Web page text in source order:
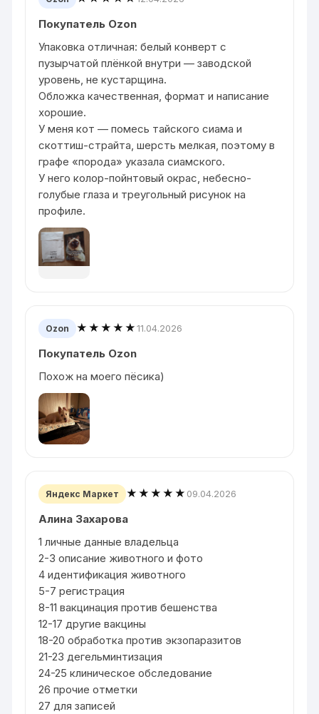
Покупатель Ozon
Упаковка отличная: белый конверт с
пузырчатой плёнкой внутри — заводской
уровень, не кустарщина.
Обложка качественная, формат и написание
хорошие.
У меня кот — помесь тайского сиама и
скоттиш-страйта, шерсть мелкая, поэтому в
графе «порода» указала сиамского.
У него колор-пойнтовый окрас, небесно-
голубые глаза и треугольный рисунок на
профиле.
Ozon ★★★★★11.04.2026
Покупатель Ozon
Похож на моего пёсика)
Яндекс Маркет ★★★★★ 09.04.2026
Алина Захарова
1 личные данные владельца
2-3 описание животного и фото
4 идентификация животного
5-7 регистрация
8-11 вакцинация против бешенства
12-17 другие вакцины
18-20 обработка против экзопаразитов
21-23 дегельминтизация
24-25 клиническое обследование
26 прочие отметки
27 для записей